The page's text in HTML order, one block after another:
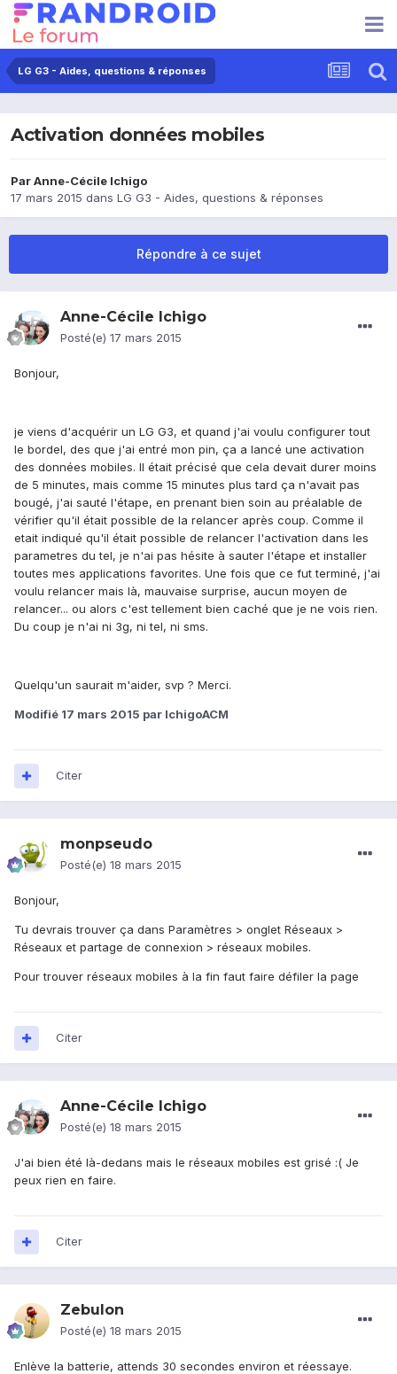
LG G3 - Aides, questions & réponses
Activation données mobiles
ParAnne-Cécile Ichigo
17 mars 2015 dans LG G3 - Aides, questions & réponses
Répondre à ce sujet
Anne-Cécile Ichigo
Posté(e) 17 mars 2015
Bonjour,
je viens d'acquérir un LG G3, et quand j'ai voulu configurer tout
le bordel, des que j'ai entré mon pin, ça a lancé une activation
des données mobiles. Il était précisé que cela devait durer moins
de 5 minutes, mais comme 15 minutes plus tard ça n'avait pas
bougé, j'ai sauté l'étape, en prenant bien soin au préalable de
vérifier qu'il était possible de la relancer après coup. Comme il
etait indiqué qu'il était possible de relancer l'activation dans les
parametres du tel, je n'ai pas hésite à sauter l'étape et installer
toutes mes applications favorites. Une fois que ce fut terminé, j'ai
voulu relancer mais là, mauvaise surprise, aucun moyen de
relancer... ou alors c'est tellement bien caché que je ne vois rien.
Du coup je n'ai ni 3g, ni tel, ni sms.
Quelqu'un saurait m'aider, svp ? Merci.
Modifié 17 mars 2015 par IchigoACM
Citer
monpseudo
Posté(e) 18 mars 2015
Bonjour,
Tu devrais trouver ça dans Paramètres > onglet Réseaux >
Réseaux et partage de connexion > réseaux mobiles.
Pour trouver réseaux mobiles à la fin faut faire défiler la page
Citer
Anne-Cécile Ichigo
Posté(e) 18 mars 2015
J'ai bien été là-dedans mais le réseaux mobiles est grisé :( Je
peux rien en faire.
Citer
Zebulon
Posté(e) 18 mars 2015
Enlève la batterie, attends 30 secondes environ et réessaye.